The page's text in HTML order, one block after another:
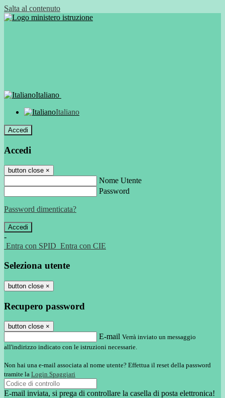
Salta al contenuto
Italiano
Italiano
Accedi
Accedi
button close ×
Nome Utente
Password
Password dimenticata?
-
Entra con SPID Entra con CIE
Seleziona utente
button close ×
Recupero password
button close ×
E-mail Verrà inviato un messaggio
all'indirizzo indicato con le istruzioni necessarie.
Non hai una e-mail associata al nome utente? Effettua il reset della password
tramite la Login Spaggiari
E-mail inviata, si prega di controllare la casella di posta elettronica!